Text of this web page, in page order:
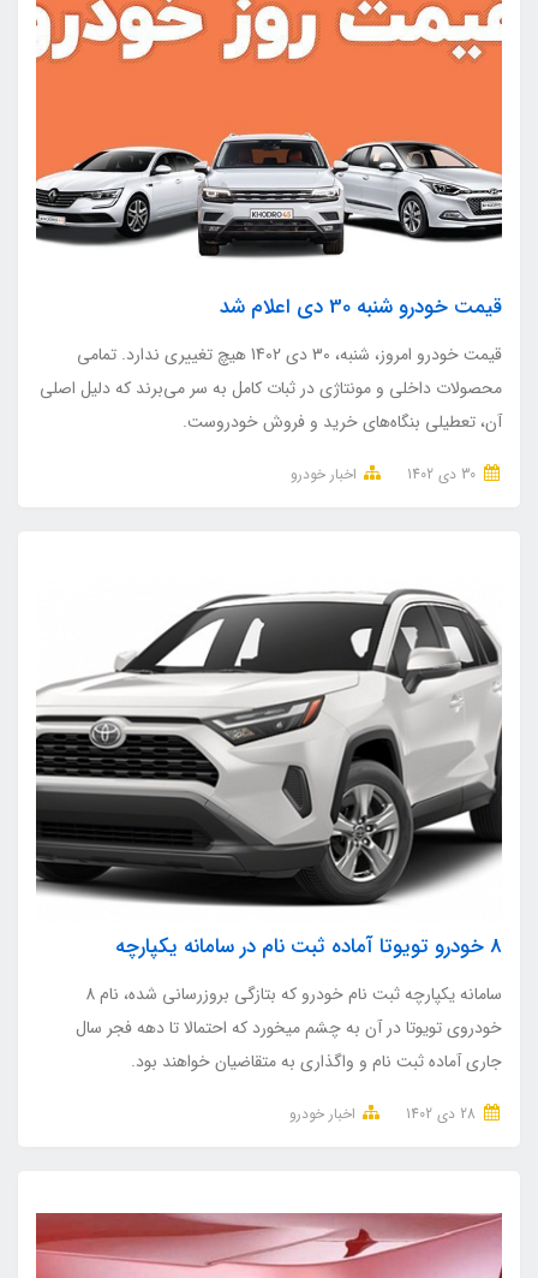
قیمت خودرو شنبه 30 دی اعلام شد
قیمت خودرو امروز، شنبه، 30 دی 1402 هیچ تغییری ندارد. تمامی
محصولات داخلی و مونتاژی در ثبات کامل به سر می‌برند که دلیل اصلی
آن، تعطیلی بنگاه‌های خرید و فروش خودروست.
اخبار خودرو
8 خودرو تویوتا آماده ثبت نام در سامانه یکپارچه
سامانه یکپارچه ثبت نام خودرو که بتازگی بروزرسانی شده، نام 8
خودروی تویوتا در آن به چشم میخورد که احتمالا تا دهه فجر سال
جاری آماده ثبت نام و واگذاری به متقاضیان خواهند بود.
اخبار خودرو